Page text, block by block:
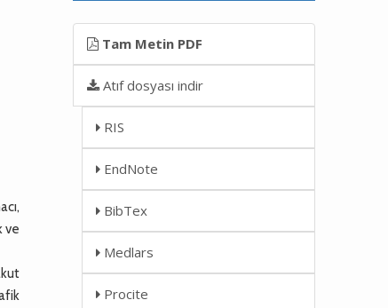
ve
Tam Metin PDF
Atıf dosyası indir
RIS
EndNote
BibTex
Medlars
Procite